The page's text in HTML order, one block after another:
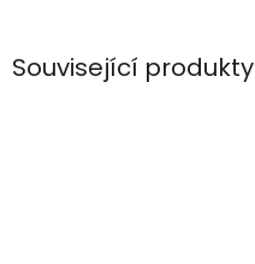
Související produkty